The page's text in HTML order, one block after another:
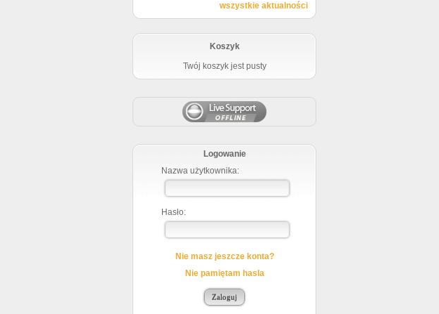
wszystkie aktualności
Koszyk
Twój koszyk jest pusty
Logowanie
Nazwa użytkownika:
Hasło:
Nie masz jeszcze konta?
Nie pamiętam hasla